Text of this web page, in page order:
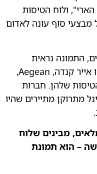
ולוח הטיסות
סוף עונה לאדום
התמונה נראית
לכאורה עגומה. ענקיות תעופה כמו אייר קנדה, Aegean,
שלהן. חברות
מתרוקן מתיירים שהיו
מבינים שלוח
– הוא תמונת